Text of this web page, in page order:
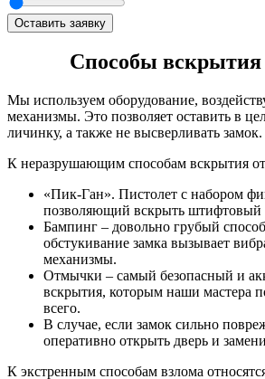
Оставить заявку
Способы вскрытия
Мы используем оборудование,
механизмы. Это позволяет оставить в
личинку, а также не высверливать замок.
К неразрушающим способам вскрытия
«Пик-Ган». Пистолет с набором
позволяющий вскрыть штифтовый
Бампинг – довольно грубый
обстукивание замка вызывает
механизмы.
Отмычки – самый безопасный и
вскрытия, которым наши мастера
всего.
В случае, если замок сильно
оперативно открыть дверь и
К экстренным способам взлома